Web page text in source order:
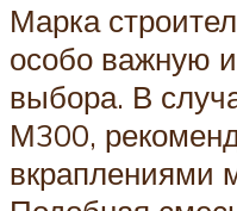
Марка
особо важную
выбора. В
М300,
вкраплениями